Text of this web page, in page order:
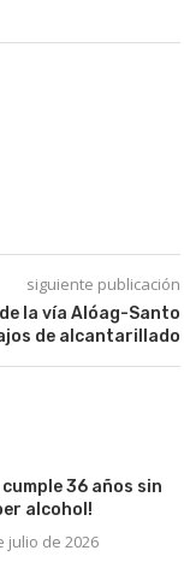
siguiente publicación
la vía Alóag-Santo
de alcantarillado
36 años sin
alcohol!
julio de 2026